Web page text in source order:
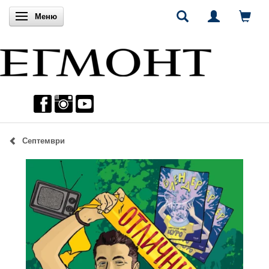
Включи навигацията
Меню
Септември